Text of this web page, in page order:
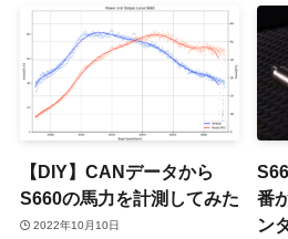
【DIY】CANデータから
S660の馬力を計測してみた
2022年10月10日
番
ン